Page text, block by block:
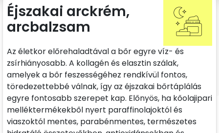
Éjszakai arckrém,
arcbalzsam
Az életkor előrehaladtával a bőr egyre víz- és
zsírhiányosabb. A kollagén és elasztin szálak,
amelyek a bőr feszességéhez rendkívül fontos,
töredezettebbé válnak, így az éjszakai bőrtáplálás
egyre fontosabb szerepet kap. Előnyös, ha kőolajipari
melléktermékekből nyert paraffinolajoktól és
viaszoktól mentes, parabénmentes, természetes